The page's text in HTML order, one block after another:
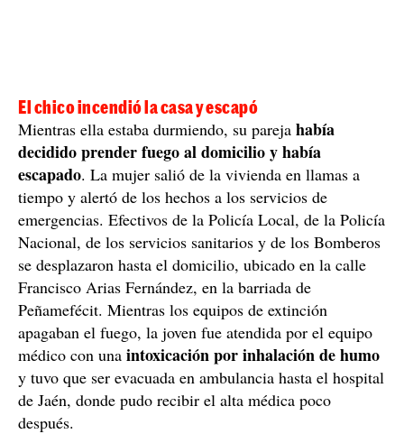
El chico incendió la casa y escapó
Mientras ella estaba durmiendo, su pareja había
decidido prender fuego al domicilio y había
escapado. La mujer salió de la vivienda en llamas a
tiempo y alertó de los hechos a los servicios de
emergencias. Efectivos de la Policía Local, de la Policía
Nacional, de los servicios sanitarios y de los Bomberos
se desplazaron hasta el domicilio, ubicado en la calle
Francisco Arias Fernández, en la barriada de
Peñamefécit. Mientras los equipos de extinción
apagaban el fuego, la joven fue atendida por el equipo
médico con una intoxicación por inhalación de humo
y tuvo que ser evacuada en ambulancia hasta el hospital
de Jaén, donde pudo recibir el alta médica poco
después.